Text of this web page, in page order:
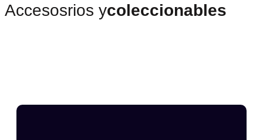
Accesosrios ycoleccionables